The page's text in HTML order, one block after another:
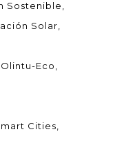
Sostenible
Solar
Olintu-Eco
Cities